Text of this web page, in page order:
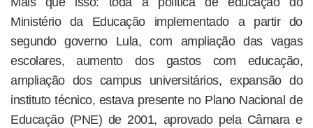
Ministério da Educação implementado a partir do
segundo governo Lula, com ampliação das vagas
escolares, aumento dos gastos com educação,
ampliação dos campus universitários, expansão do
instituto técnico, estava presente no Plano Nacional de
Educação (PNE) de 2001, aprovado pela Câmara e